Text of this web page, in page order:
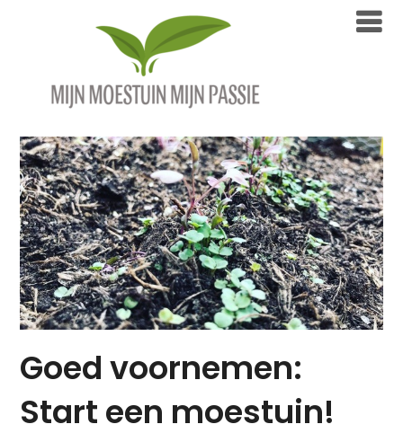
Goed voornemen:
Start een moestuin!